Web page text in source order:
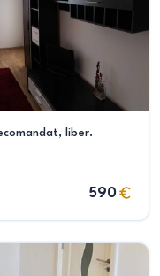
liber.
590